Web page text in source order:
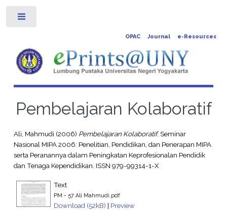
OPAC Journal e-Resources
Pembelajaran Kolaboratif
Ali, Mahmudi (2006) Pembelajaran Kolaboratif.Seminar
Nasional MIPA 2006: Penelitian, Pendidikan, dan Penerapan MIPA
serta Peranannya dalam Peningkatan Keprofesionalan Pendidik
dan Tenaga Kependidikan. ISSN 979-99314-1-X
Text
PM - 57 Ali Mahmudi.pdf
Download (52kB) | Preview